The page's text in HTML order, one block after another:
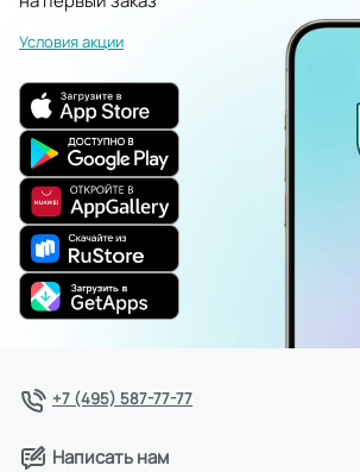
Условия акции
+7 (495) 587-77-77
Написать нам